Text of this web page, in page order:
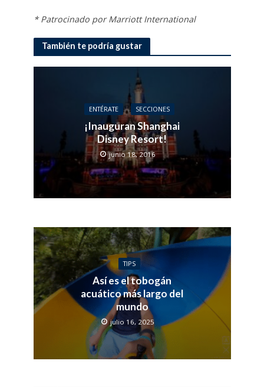
*Patrocinado por Marriott International
También te podría gustar
ENTÉRATE SECCIONES
¡Inauguran Shanghai
Disney Resort!
junio 18, 2016
TIPS
Así es el tobogán
acuático más largo del
mundo
julio 16, 2025